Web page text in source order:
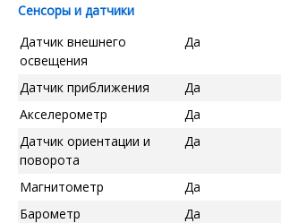
Сенсоры и датчики
Датчик внешнего
освещения
Да
Датчик приближения Да
Акселерометр
Да
Датчик ориентации и
поворота
Да
Магнитометр Да
Барометр
Да